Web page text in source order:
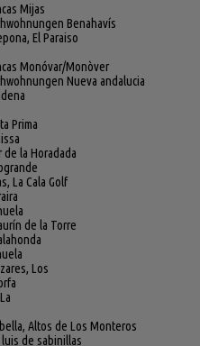
Mijas
Benahavís
El Paraiso
Monóvar/Monòver
Nueva andalucia
Prima
la Horadada
La Cala Golf
de la Torre
Los
Altos de Los Monteros
de sabinillas